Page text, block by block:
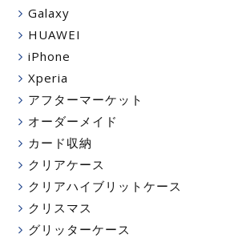
Galaxy
HUAWEI
iPhone
Xperia
アフターマーケット
オーダーメイド
カード収納
クリアケース
クリアハイブリットケース
クリスマス
グリッターケース